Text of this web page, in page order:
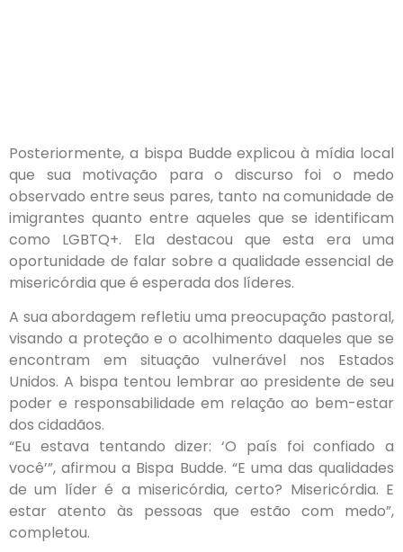
Posteriormente, a bispa Budde explicou à mídia local
que sua motivação para o discurso foi o medo
observado entre seus pares, tanto na comunidade de
imigrantes quanto entre aqueles que se identificam
como LGBTQ+. Ela destacou que esta era uma
oportunidade de falar sobre a qualidade essencial de
misericórdia que é esperada dos líderes.
A sua abordagem refletiu uma preocupação pastoral,
visando a proteção e o acolhimento daqueles que se
encontram em situação vulnerável nos Estados
Unidos. A bispa tentou lembrar ao presidente de seu
poder e responsabilidade em relação ao bem-estar
dos cidadãos.
“Eu estava tentando dizer: ‘O país foi confiado a
você’”, afirmou a Bispa Budde. “E uma das qualidades
de um líder é a misericórdia, certo? Misericórdia. E
estar atento às pessoas que estão com medo”,
completou.